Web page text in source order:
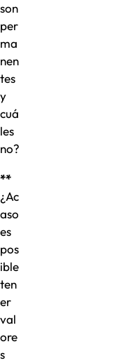
son
per
ma
nen
tes
y
cuá
les
no?
**
¿Ac
aso
es
pos
ible
ten
er
val
ore
s